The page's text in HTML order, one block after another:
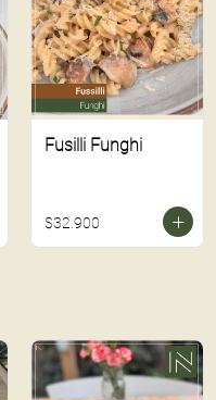
Fusilli Funghi
$32.900